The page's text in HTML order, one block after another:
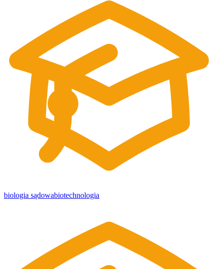
biologia sądowabiotechnologia